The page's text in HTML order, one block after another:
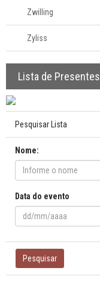
Zwilling
Zyliss
Lista de Presentes
Pesquisar Lista
Nome:
Data do evento
Pesquisar